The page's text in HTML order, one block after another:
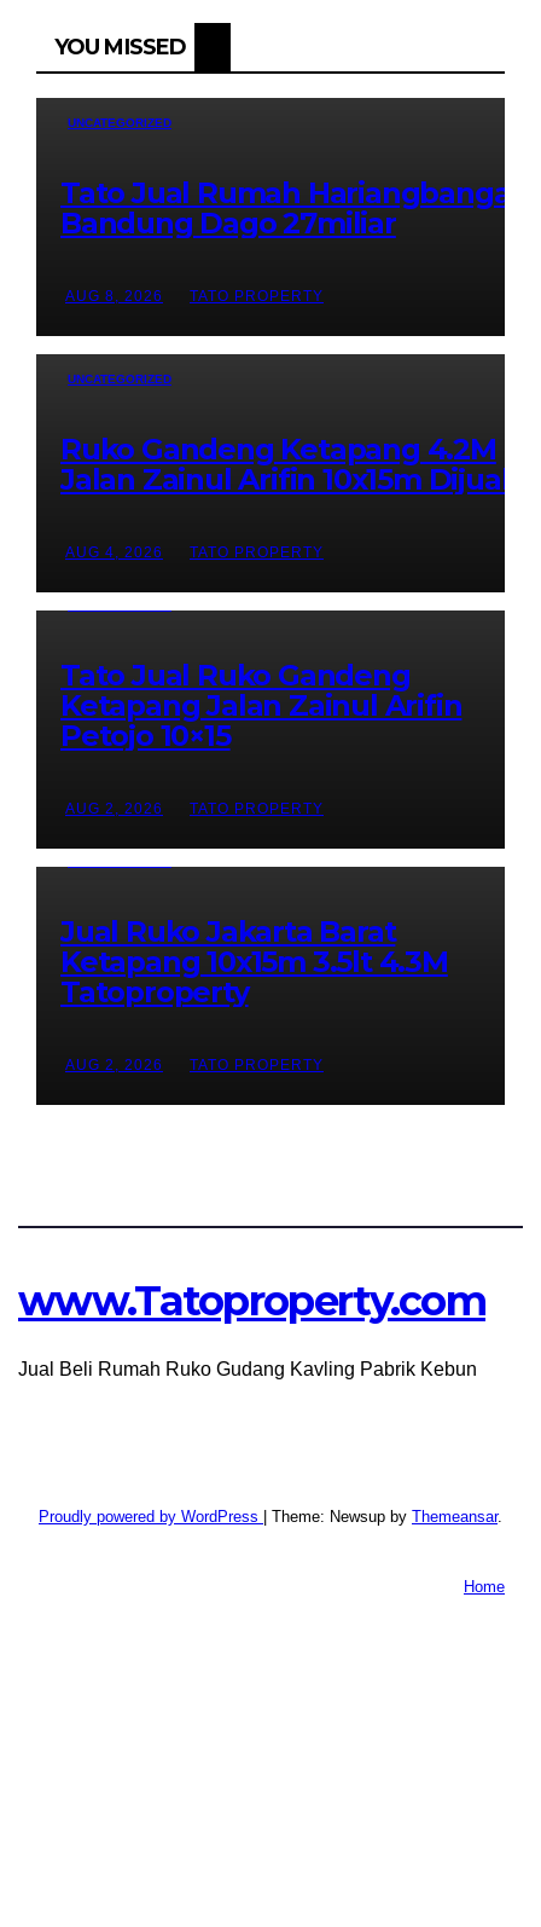
YOU MISSED
UNCATEGORIZED
Tato Jual Rumah Hariangbanga
Bandung Dago 27miliar
AUG 8, 2026 TATO PROPERTY
UNCATEGORIZED
Ruko Gandeng Ketapang 4.2M
Jalan Zainul Arifin 10x15m Dijual
AUG 4, 2026 TATO PROPERTY
Tato Jual Ruko Gandeng
Ketapang Jalan Zainul Arifin
Petojo 10×15
AUG 2, 2026 TATO PROPERTY
Jual Ruko Jakarta Barat
Ketapang 10x15m 3.5lt 4.3M
Tatoproperty
AUG 2, 2026 TATO PROPERTY
www.Tatoproperty.com
Jual Beli Rumah Ruko Gudang Kavling Pabrik Kebun
Proudly powered by WordPress Theme: Newsup by Themeansar.
Home